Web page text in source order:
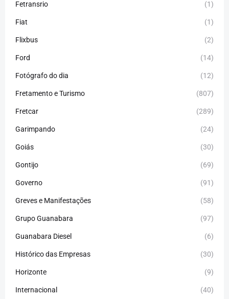
Fetransrio (1)
Fiat (1)
Flixbus (2)
Ford (14)
Fotógrafo do dia (12)
Fretamento e Turismo (807)
Fretcar (289)
Garimpando (24)
Goiás (30)
Gontijo (69)
Governo (91)
Greves e Manifestações (58)
Grupo Guanabara (97)
Guanabara Diesel (6)
Histórico das Empresas (30)
Horizonte (9)
Internacional (40)